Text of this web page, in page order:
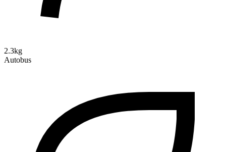
2.3kg
Autobus